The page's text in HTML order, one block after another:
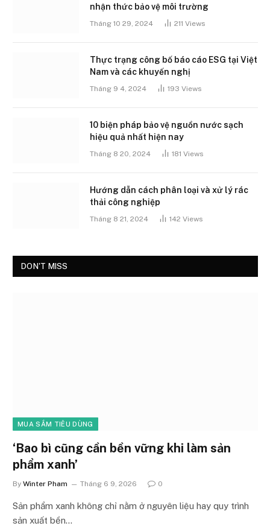
nhận thức bảo vệ môi trường
Tháng 10 29, 2024 211 Views
Thực trạng công bố báo cáo ESG tại Việt
Nam và các khuyến nghị
Tháng 9 4, 2024 193 Views
10 biện pháp bảo vệ nguồn nước sạch
hiệu quả nhất hiện nay
Tháng 8 20, 2024 181 Views
Hướng dẫn cách phân loại và xử lý rác
thải công nghiệp
Tháng 8 21, 2024 142 Views
DON'T MISS
MUA SẮM TIÊU DÙNG
‘Bao bì cũng cần bền vững khi làm sản
phẩm xanh’
By Winter Pham Tháng 6 9, 2026 0
Sản phẩm xanh không chỉ nằm ở nguyên liệu hay quy trình
sản xuất bền…